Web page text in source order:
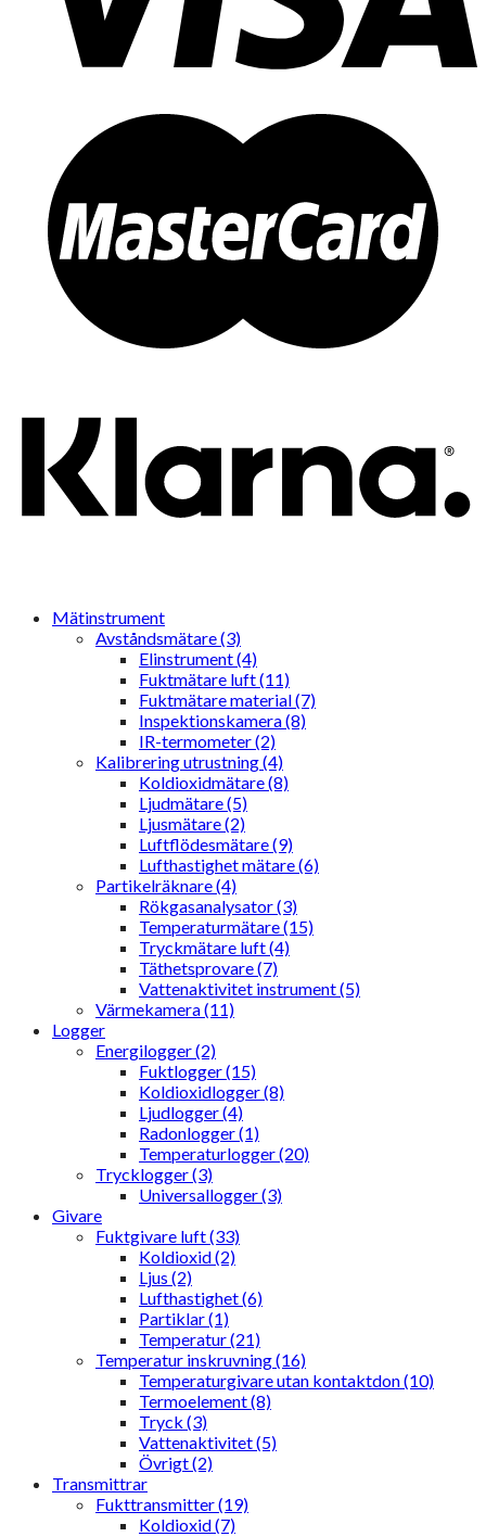
Mätinstrument
Avståndsmätare (3)
Elinstrument (4)
Fuktmätare luft (11)
Fuktmätare material (7)
Inspektionskamera (8)
IR-termometer (2)
Kalibrering utrustning (4)
Koldioxidmätare (8)
Ljudmätare (5)
Ljusmätare (2)
Luftflödesmätare (9)
Lufthastighet mätare (6)
Partikelräknare (4)
Rökgasanalysator (3)
Temperaturmätare (15)
Tryckmätare luft (4)
Täthetsprovare (7)
Vattenaktivitet instrument (5)
Värmekamera (11)
Logger
Energilogger (2)
Fuktlogger (15)
Koldioxidlogger (8)
Ljudlogger (4)
Radonlogger (1)
Temperaturlogger (20)
Trycklogger (3)
Universallogger (3)
Givare
Fuktgivare luft (33)
Koldioxid (2)
Ljus (2)
Lufthastighet (6)
Partiklar (1)
Temperatur (21)
Temperatur inskruvning (16)
Temperaturgivare utan kontaktdon (10)
Termoelement (8)
Tryck (3)
Vattenaktivitet (5)
Övrigt (2)
Transmittrar
Fukttransmitter (19)
Koldioxid (7)